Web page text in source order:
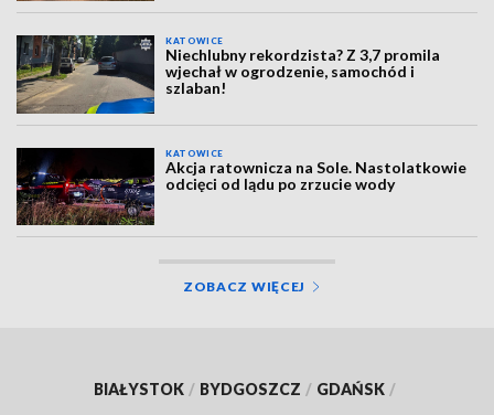
KATOWICE
Niechlubny rekordzista? Z 3,7 promila
wjechał w ogrodzenie, samochód i
szlaban!
KATOWICE
Akcja ratownicza na Sole. Nastolatkowie
odcięci od lądu po zrzucie wody
ZOBACZ WIĘCEJ
BIAŁYSTOK / BYDGOSZCZ / GDAŃSK /